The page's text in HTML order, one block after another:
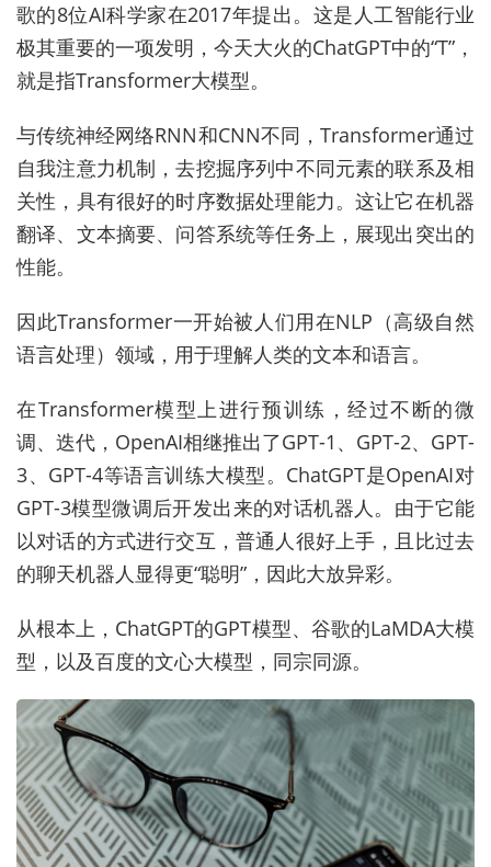
歌的8位AI科学家在2017年提出。这是人工智能行业
极其重要的一项发明，今天大火的ChatGPT中的“T”，
就是指Transformer大模型。
与传统神经网络RNN和CNN不同，Transformer通过
自我注意力机制，去挖掘序列中不同元素的联系及相
关性，具有很好的时序数据处理能力。这让它在机器
翻译、文本摘要、问答系统等任务上，展现出突出的
性能。
因此Transformer一开始被人们用在NLP（高级自然
语言处理）领域，用于理解人类的文本和语言。
在Transformer模型上进行预训练，经过不断的微
调、迭代，OpenAI相继推出了GPT-1、GPT-2、GPT-
3、GPT-4等语言训练大模型。ChatGPT是OpenAI对
GPT-3模型微调后开发出来的对话机器人。由于它能
以对话的方式进行交互，普通人很好上手，且比过去
的聊天机器人显得更“聪明”，因此大放异彩。
从根本上，ChatGPT的GPT模型、谷歌的LaMDA大模
型，以及百度的文心大模型，同宗同源。